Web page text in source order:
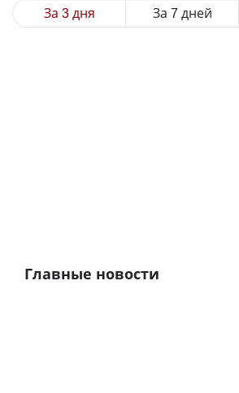
За 3 дня За 7 дней
Главные новости